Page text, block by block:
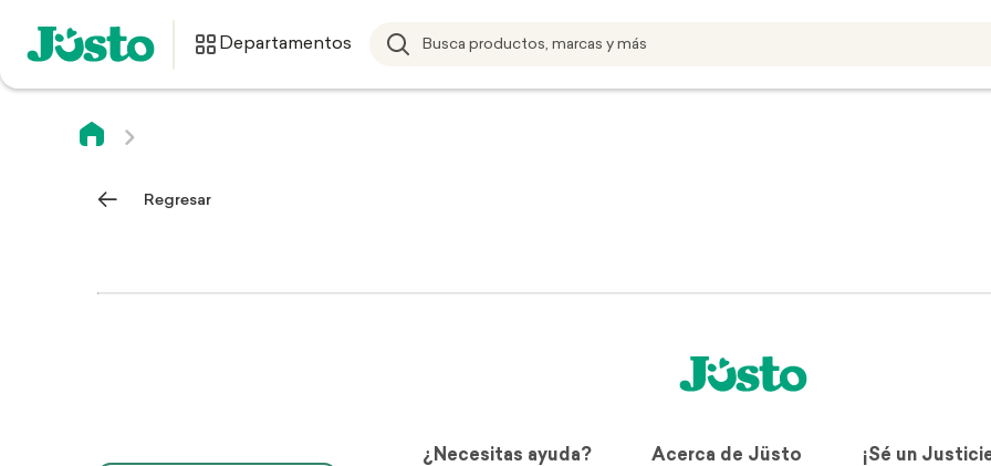
Departamentos
Regresar
¿Necesitas ayuda? Acerca de Jüsto ¡Sé un